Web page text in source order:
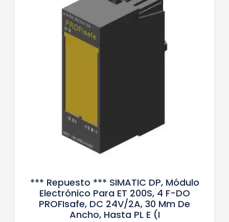
*** Repuesto *** SIMATIC DP, Módulo
Electrónico Para ET 200S, 4 F-DO
PROFIsafe, DC 24V/2A, 30 Mm De
Ancho, Hasta PL E (I